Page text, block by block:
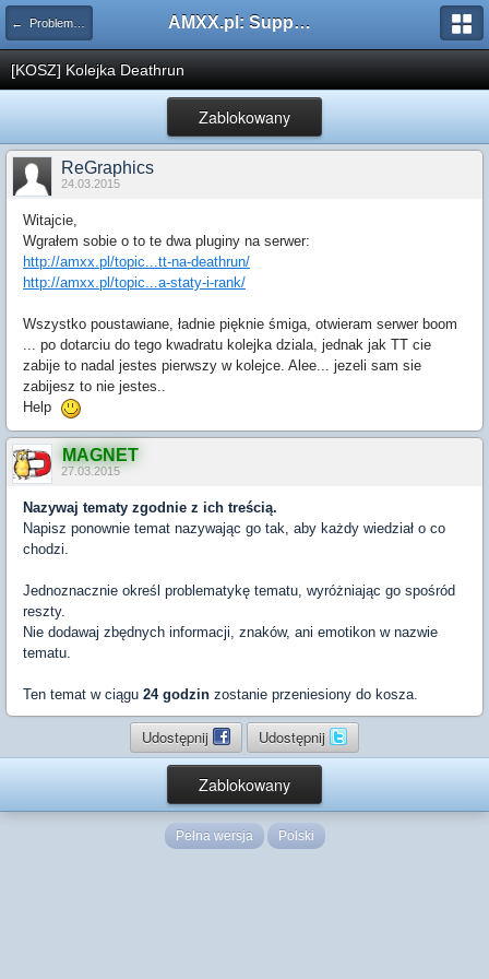
← Problemy z pluginami AMXX.pl: Support AMX Mod X i SourceMod
[KOSZ] Kolejka Deathrun
Zablokowany
ReGraphics
24.03.2015
Witajcie,
Wgrałem sobie o to te dwa pluginy na serwer:
http://amxx.pl/topic...tt-na-deathrun/
http://amxx.pl/topic...a-staty-i-rank/
Wszystko poustawiane, ładnie pięknie śmiga, otwieram serwer boom
... po dotarciu do tego kwadratu kolejka dziala, jednak jak TT cie
zabije to nadal jestes pierwszy w kolejce. Alee... jezeli sam sie
zabijesz to nie jestes..
Help
MAGNET
27.03.2015
Nazywaj tematy zgodnie z ich treścią.
Napisz ponownie temat nazywając go tak, aby każdy wiedział o co
chodzi.
Jednoznacznie określ problematykę tematu, wyróżniając go spośród
reszty.
Nie dodawaj zbędnych informacji, znaków, ani emotikon w nazwie
tematu.
Ten temat w ciągu 24 godzin zostanie przeniesiony do kosza.
Udostępnij Udostępnij
Zablokowany
Pełna wersja Polski